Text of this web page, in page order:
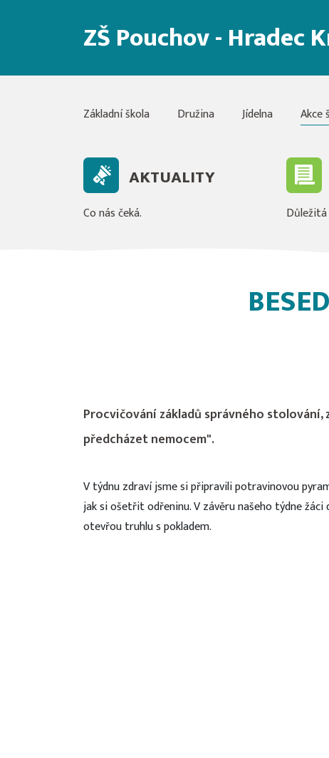
ZŠ Pouchov - Hradec
Základní škola Družina Jídelna Akce
AKTUALITY
Co nás čeká.
Procvičování základů správného stolování,
předcházet nemocem".
V týdnu zdraví jsme si připravili potravinovou
jak si ošetřit odřeninu. V závěru našeho týdne
otevřou truhlu s pokladem.